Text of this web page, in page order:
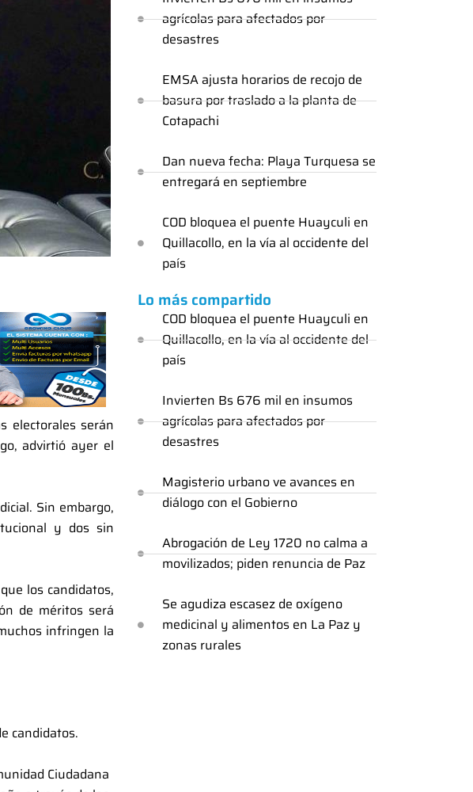
electorales serán
advirtió ayer el
Sin embargo,
y dos sin
los candidatos,
de méritos será
infringen la
candidatos.
Ciudadana
agrícolas para afectados por
desastres
EMSA ajusta horarios de recojo de
basura por traslado a la planta de
Cotapachi
Dan nueva fecha: Playa Turquesa se
entregará en septiembre
COD bloquea el puente Huayculi en
Quillacollo, en la vía al occidente del
país
Lo más compartido
COD bloquea el puente Huayculi en
Quillacollo, en la vía al occidente del
país
Invierten Bs 676 mil en insumos
agrícolas para afectados por
desastres
Magisterio urbano ve avances en
diálogo con el Gobierno
Abrogación de Ley 1720 no calma a
movilizados; piden renuncia de Paz
Se agudiza escasez de oxígeno
medicinal y alimentos en La Paz y
zonas rurales